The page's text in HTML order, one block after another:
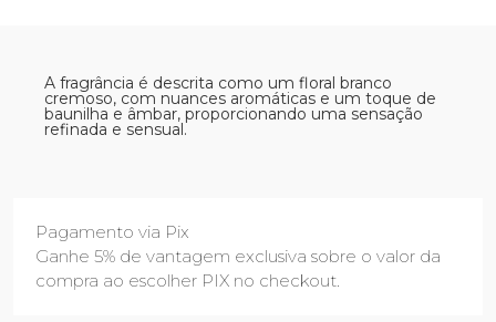
A fragrância é descrita como um floral branco
cremoso, com nuances aromáticas e um toque de
baunilha e âmbar, proporcionando uma sensação
refinada e sensual.
Pagamento via Pix
Ganhe 5% de vantagem exclusiva sobre o valor da
compra ao escolher PIX no checkout.